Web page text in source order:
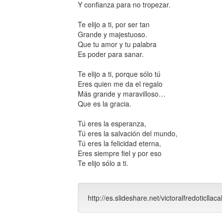
Y confianza para no tropezar.
Te elijo a ti, por ser tan
Grande y majestuoso.
Que tu amor y tu palabra
Es poder para sanar.
Te elijo a ti, porque sólo tú
Eres quien me da el regalo
Más grande y maravilloso…
Que es la gracia.
Tú eres la esperanza,
Tú eres la salvación del mundo,
Tú eres la felicidad eterna,
Eres siempre fiel y por eso
Te elijo sólo a ti.
http://es.slideshare.net/